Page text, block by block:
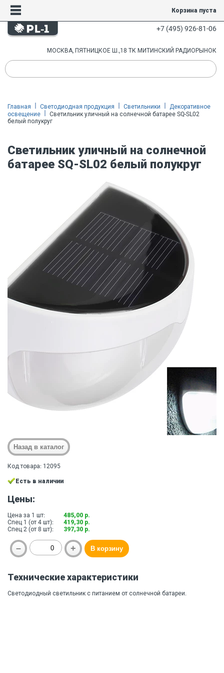
Корзина пуста
+7 (495) 926-81-06
МОСКВА, ПЯТНИЦКОЕ Ш.,18 ТК МИТИНСКИЙ РАДИОРЫНОК
Главная Светодиодная продукция Светильники
Декоративное
освещение
Светильник уличный на солнечной батарее SQ-SL02
белый полукруг
Светильник уличный на солнечной
батарее SQ-SL02 белый полукруг
Код товара: 12095
Есть в наличии
Цены:
Цена за 1 шт:
485,00 р.
Спец 1 (от 4 шт):
419,30 р.
Спец 2 (от 8 шт):
397,30 р.
Технические характеристики
Светодиодный светильник с питанием от солнечной батареи.